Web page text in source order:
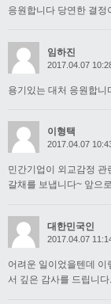
응원합니다 당연한 결정
임하진
2017.04.07
용기있는 대처 응원합니
이형택
2017.04.07
민간기업이 외교감정 관
갈채를 보냅니다~ 앞으
대한민국인
2017.04.07
어려운 일이었을텐데
서 깊은 감사를 드립니